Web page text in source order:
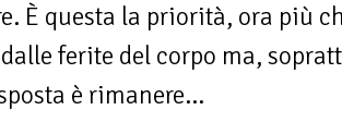
È questa la priorità, ora più
ferite del corpo ma,
è rimanere...